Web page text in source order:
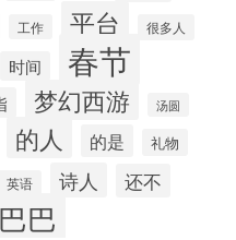
工作 平台 很多人
时间 春节
梦幻西游 汤圆
的人 的是 礼物
英语 诗人 还不
巴